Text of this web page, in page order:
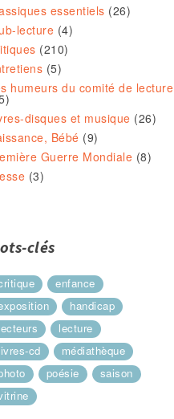
essentiels (26)
lecture (4)
(210)
(5)
humeurs du comité de lecture
disques et musique (26)
Bébé (9)
Guerre Mondiale (8)
(3)
clés
enfance
handicap
lecture
cd
médiathèque
poésie
saison